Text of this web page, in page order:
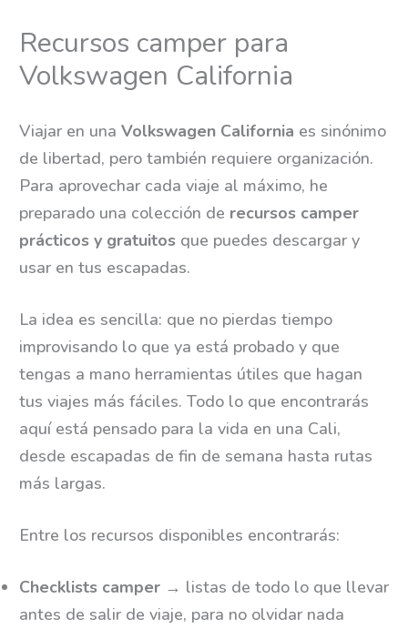
Recursos camper para
Volkswagen California
Viajar en una Volkswagen California es sinónimo
de libertad, pero también requiere organización.
Para aprovechar cada viaje al máximo, he
preparado una colección de recursos camper
prácticos y gratuitos que puedes descargar y
usar en tus escapadas.
La idea es sencilla: que no pierdas tiempo
improvisando lo que ya está probado y que
tengas a mano herramientas útiles que hagan
tus viajes más fáciles. Todo lo que encontrarás
aquí está pensado para la vida en una Cali,
desde escapadas de fin de semana hasta rutas
más largas.
Entre los recursos disponibles encontrarás:
Checklists camper → listas de todo lo que llevar
antes de salir de viaje, para no olvidar nada